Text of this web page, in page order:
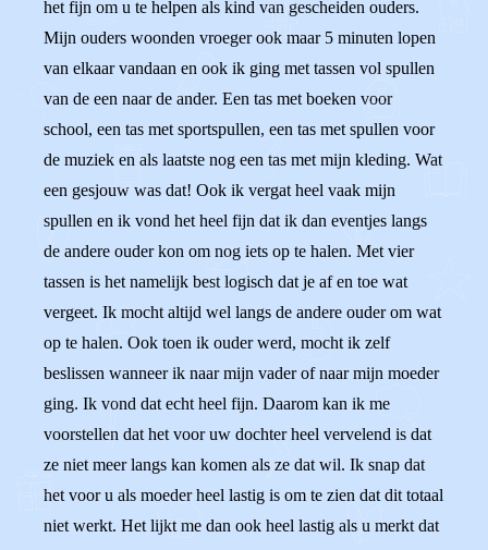
het fijn om u te helpen als kind van gescheiden ouders.
Mijn ouders woonden vroeger ook maar 5 minuten lopen
van elkaar vandaan en ook ik ging met tassen vol spullen
van de een naar de ander. Een tas met boeken voor
school, een tas met sportspullen, een tas met spullen voor
de muziek en als laatste nog een tas met mijn kleding. Wat
een gesjouw was dat! Ook ik vergat heel vaak mijn
spullen en ik vond het heel fijn dat ik dan eventjes langs
de andere ouder kon om nog iets op te halen. Met vier
tassen is het namelijk best logisch dat je af en toe wat
vergeet. Ik mocht altijd wel langs de andere ouder om wat
op te halen. Ook toen ik ouder werd, mocht ik zelf
beslissen wanneer ik naar mijn vader of naar mijn moeder
ging. Ik vond dat echt heel fijn. Daarom kan ik me
voorstellen dat het voor uw dochter heel vervelend is dat
ze niet meer langs kan komen als ze dat wil. Ik snap dat
het voor u als moeder heel lastig is om te zien dat dit totaal
niet werkt. Het lijkt me dan ook heel lastig als u merkt dat